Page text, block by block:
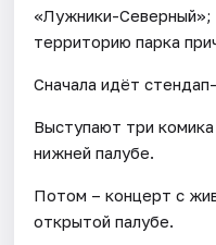
«Лужники-Северный»;
территорию парка
Сначала идёт
Выступают три
нижней палубе.
Потом – концерт с
открытой палубе.